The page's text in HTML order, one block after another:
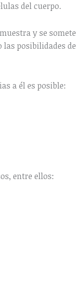
del cuerpo.
y se
posibilidades
a él es posible:
entre ellos: